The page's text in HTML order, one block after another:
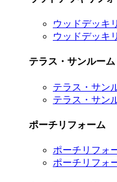
ウッドデッキ
ウッドデッキ
テラス・サンルー
テラス・サン
テラス・サン
ポーチリフォーム
ポーチリフォ
ポーチリフォ